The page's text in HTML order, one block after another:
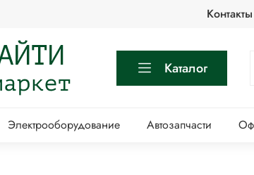
Контакты
Каталог
Электрооборудование Автозапчасти